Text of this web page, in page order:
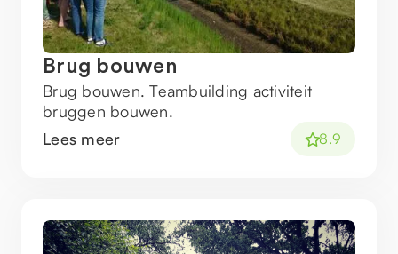
Brug bouwen
Brug bouwen. Teambuilding activiteit
bruggen bouwen.
Lees meer
8.9